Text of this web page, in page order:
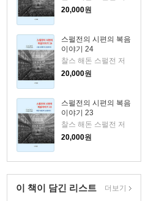
20,000원
스펄전의 시편의 복음
이야기 24
찰스 해돈 스펄전 저
20,000원
스펄전의 시편의 복음
이야기 23
찰스 해돈 스펄전 저
20,000원
이 책이 담긴 리스트 더보기